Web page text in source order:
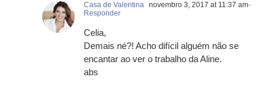
Casa de Valentina novembro 3, 2017 at 11:37 am-
Responder
Celia,
Demais né?! Acho difícil alguém não se
encantar ao ver o trabalho da Aline.
abs